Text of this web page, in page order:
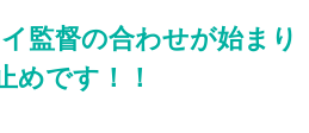
監督の合わせが始まり
めです！！